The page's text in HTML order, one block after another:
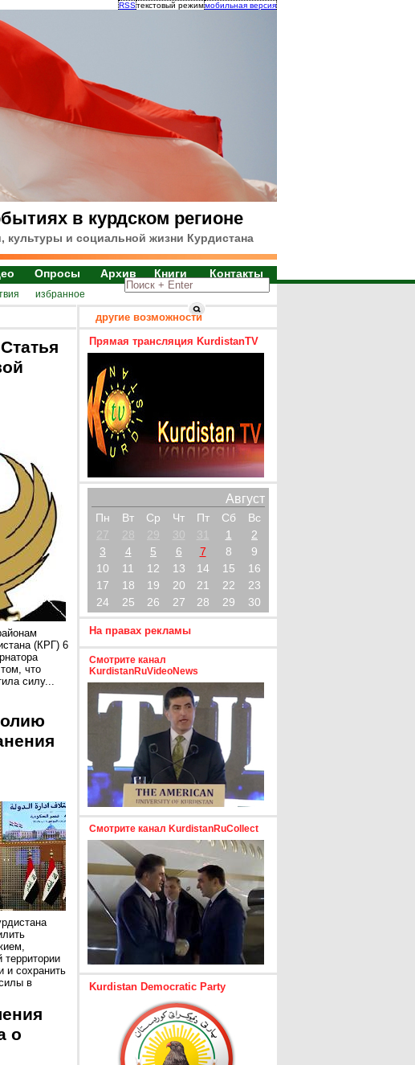
RSSтекстовый режиммобильная версия
в курдском регионе
культуры и социальной жизни Курдистана
Опросы Архив Книги Контакты
избранное
(КРГ) 6
что
силу...
территории
и сохранить
в
о
другие возможности
Прямая трансляция KurdistanTV
Август
Пн Вт Ср Чт Пт Сб
Вс
27
28 29 30 31 1
2
3
4 5 6 7 8
9
10
11 12 13 14 15
16
17
18 19 20 21 22
23
24
25 26 27 28 29 30
На правах рекламы
Смотрите канал
KurdistanRuVideoNews
Смотрите канал KurdistanRuCollect
Kurdistan Democratic Party